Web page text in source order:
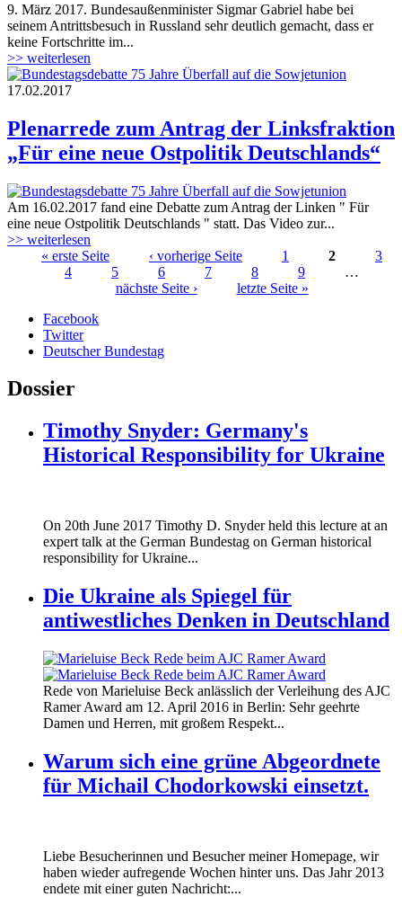
deutschlandfunk-logo.jpg
9. März 2017. Bundesaußenminister Sigmar Gabriel habe bei
seinem Antrittsbesuch in Russland sehr deutlich gemacht, dass er
keine Fortschritte im...
>> weiterlesen
17.02.2017
Plenarrede zum Antrag der Linksfraktion
„Für eine neue Ostpolitik Deutschlands“
Am 16.02.2017 fand eine Debatte zum Antrag der Linken " Für
eine neue Ostpolitik Deutschlands " statt. Das Video zur...
>> weiterlesen
« erste Seite ‹ vorherige Seite 1 2
3
4
5 6 7 8 9
…
nächste Seite ›
letzte Seite »
Facebook
Twitter
Deutscher Bundestag
Dossier
Timothy Snyder: Germany's
Historical Responsibility for Ukraine
On 20th June 2017 Timothy D. Snyder held this lecture at an
expert talk at the German Bundestag on German historical
responsibility for Ukraine...
Die Ukraine als Spiegel für
antiwestliches Denken in Deutschland
160412_ramer_award.jpg
160412_ramer_award.jpg
Rede von Marieluise Beck anlässlich der Verleihung des AJC
Ramer Award am 12. April 2016 in Berlin: Sehr geehrte
Damen und Herren, mit großem Respekt...
Warum sich eine grüne Abgeordnete
für Michail Chodorkowski einsetzt.
Liebe Besucherinnen und Besucher meiner Homepage, wir
haben wieder aufregende Wochen hinter uns. Das Jahr 2013
endete mit einer guten Nachricht:...